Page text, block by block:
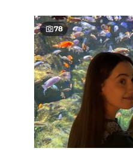
78